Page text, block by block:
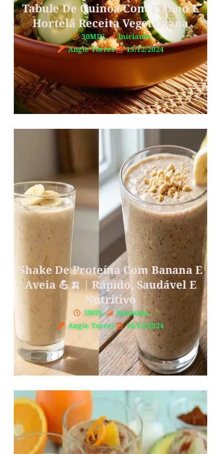
Tabule De Quinoa Com Pepino E
Hortelã Receita Vegetariana
30MIN.
Iniciante
Angie Torres
15/12/2024
Shake De Proteína Com Banana E
Aveia 💪🍌 | Rápido, Saudável E
Nutritivo
5MIN.
Iniciante
Angie Torres
10/10/2024